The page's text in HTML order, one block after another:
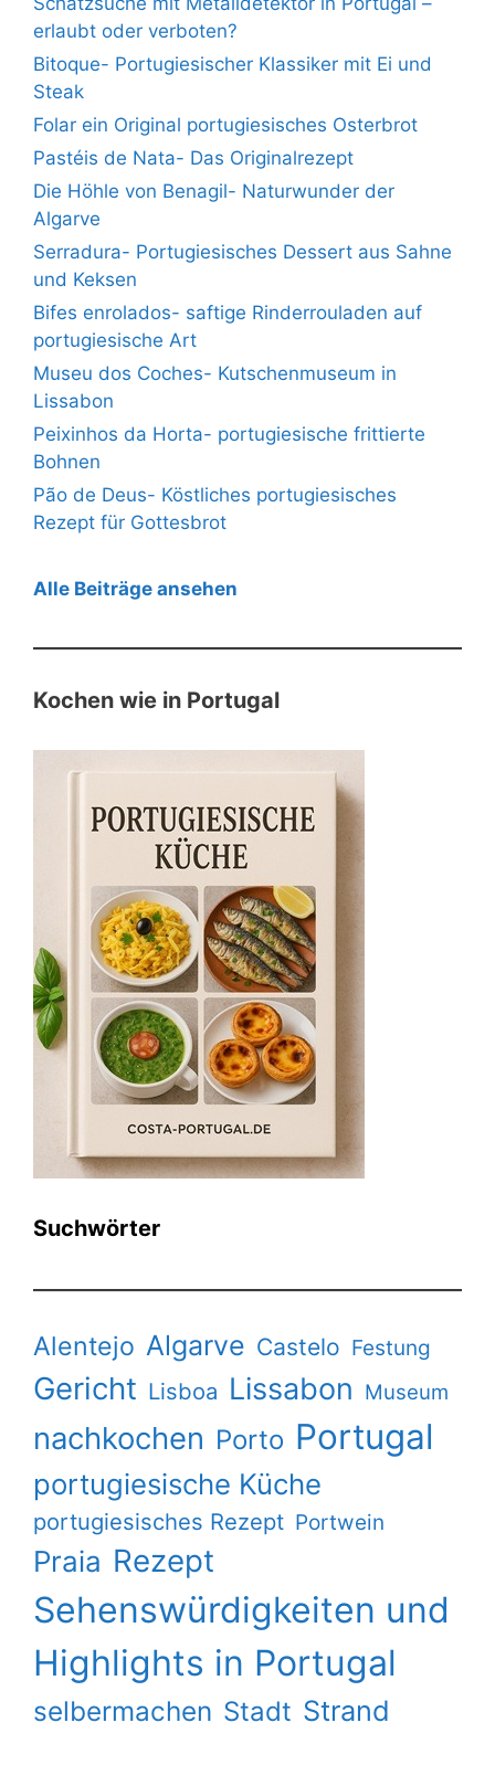
erlaubt oder verboten?
Bitoque- Portugiesischer Klassiker mit Ei und
Steak
Folar ein Original portugiesisches Osterbrot
Pastéis de Nata- Das Originalrezept
Die Höhle von Benagil- Naturwunder der
Algarve
Serradura- Portugiesisches Dessert aus Sahne
und Keksen
Bifes enrolados- saftige Rinderrouladen auf
portugiesische Art
Museu dos Coches- Kutschenmuseum in
Lissabon
Peixinhos da Horta- portugiesische frittierte
Bohnen
Pão de Deus- Köstliches portugiesisches
Rezept für Gottesbrot
Alle Beiträge ansehen
Kochen wie in Portugal
Suchwörter
Alentejo Algarve Castelo Festung
Gericht Lisboa Lissabon Museum
nachkochen Porto Portugal
portugiesische Küche
portugiesisches Rezept Portwein
Praia Rezept
Sehenswürdigkeiten und
Highlights in Portugal
selbermachen Stadt Strand